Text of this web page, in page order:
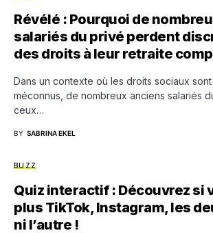
Révélé : Pourquoi de
salariés du privé perdent
des droits à leur retraite
Dans un contexte où les droits sociaux
méconnus, de nombreux anciens salariés
ceux…
BY SABRINA EKEL
BUZZ
Quiz interactif : Découvrez si
plus TikTok, Instagram, les
ni l’autre !